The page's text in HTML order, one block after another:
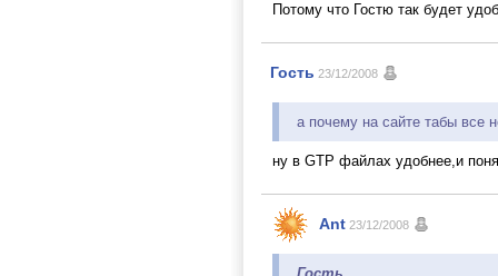
Потому что Гостю так будет
Гость 23/12/2008
а почему на сайте табы все
ну в GTP файлах удобнее,и
Ant 23/12/2008